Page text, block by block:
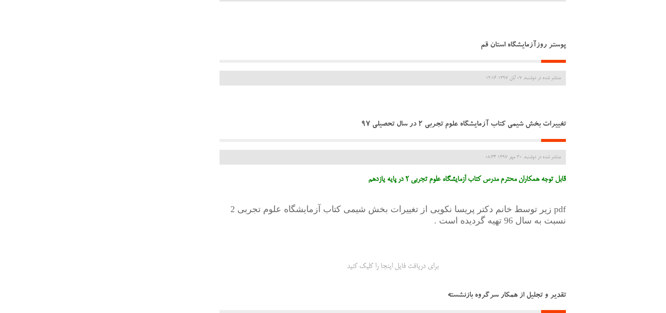
پوستر روزآزمایشگاه استان قم
منتشر شده در دوشنبه, 07 آبان 1397 12:16
تغییرات بخش شیمی کتاب آزمایشگاه علوم تجربی 2 در سال تحصیلی 97
منتشر شده در دوشنبه, 30 مهر 1397 08:34
قابل توجه همکاران محترم مدرس کتاب آزمایشگاه علوم تجربی 2 در پایه یازدهم
نسبت به سال 96 تهیه گردیده است .
برای دریافت فایل اینجا را کلیک کنید
تقدیر و تجلیل از همکار سرگروه بازنشسته